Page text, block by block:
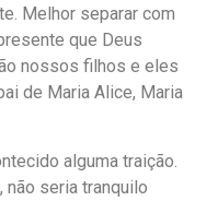
Melhor separar com
que Deus
nossos filhos e eles
de Maria Alice, Maria
alguma traição.
não seria tranquilo